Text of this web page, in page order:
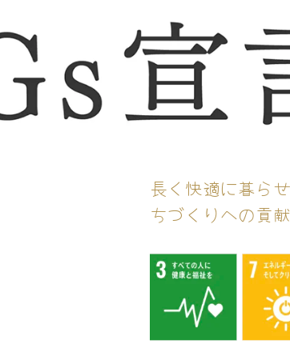
長く快適に暮ら
ちづくりへの貢献